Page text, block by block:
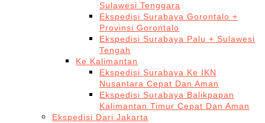
Sulawesi Tenggara
Ekspedisi Surabaya Gorontalo +
Provinsi Gorontalo
Ekspedisi Surabaya Palu + Sulawesi
Tengah
Ke Kalimantan
Ekspedisi Surabaya Ke IKN
Nusantara Cepat Dan Aman
Ekspedisi Surabaya Balikpapan
Kalimantan Timur Cepat Dan Aman
Ekspedisi Dari Jakarta